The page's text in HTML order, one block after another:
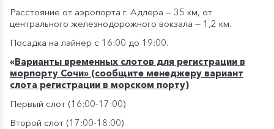
Расстояние от аэропорта г. Адлера — 35 км, от
центрального железнодорожного вокзала — 1,2 км.
Посадка на лайнер с 16:00 до 19:00.
«Варианты временных слотов для регистрации в
морпорту Сочи» (сообщите менеджеру вариант
слота регистрации в морском порту)
Первый слот (16:00-17:00)
Второй слот (17:00-18:00)